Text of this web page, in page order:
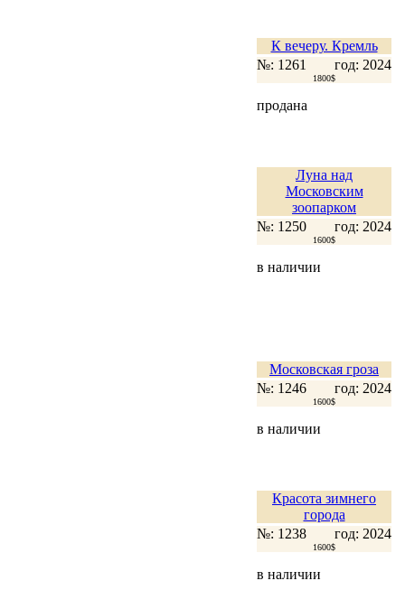
К вечеру. Кремль
№: 1261
год: 2024
1800$
продана
Луна над
Московским
зоопарком
№: 1250
год: 2024
1600$
в наличии
Московская гроза
№: 1246
год: 2024
1600$
в наличии
Красота зимнего
города
№: 1238
год: 2024
1600$
в наличии